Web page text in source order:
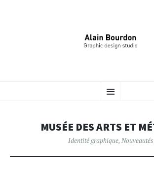
ALAIN
Menu
AU
MUSÉE DES ARTS ET
Identité graphique, Nouveautés